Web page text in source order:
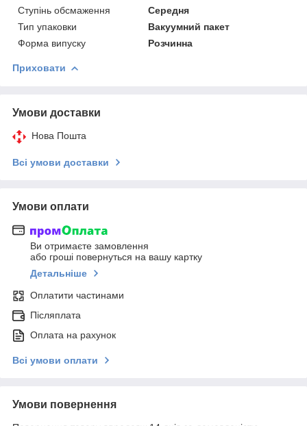
Ступінь обсмаження
Середня
Тип упаковки
Вакуумний пакет
Форма випуску
Розчинна
Приховати
Умови доставки
Нова Пошта
Всі умови доставки
Умови оплати
Ви отримаєте замовлення
або гроші повернуться на вашу картку
Детальніше
Оплатити частинами
Післяплата
Оплата на рахунок
Всі умови оплати
Умови повернення